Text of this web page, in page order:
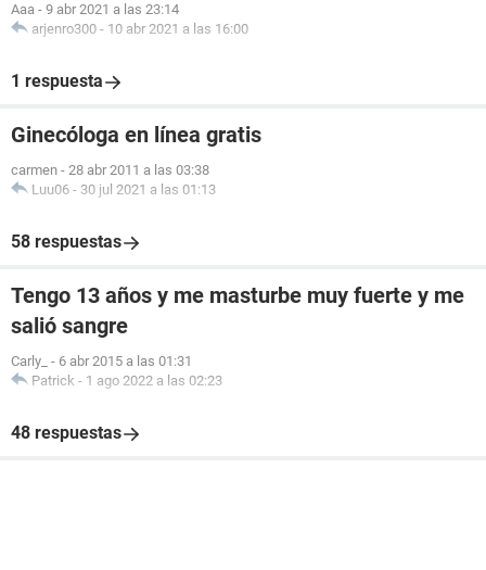
Aaa - 9 abr 2021 a las 23:14
arjenro300 - 10 abr 2021 a las 16:00
1 respuesta
Ginecóloga en línea gratis
carmen - 28 abr 2011 a las 03:38
Luu06 - 30 jul 2021 a las 01:13
58 respuestas
Tengo 13 años y me masturbe muy fuerte y me
salió sangre
Carly_ - 6 abr 2015 a las 01:31
Patrick - 1 ago 2022 a las 02:23
48 respuestas